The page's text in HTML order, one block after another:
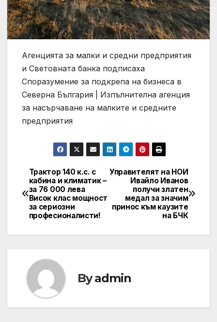
Агенцията за малки и средни предприятия
и Световната банка подписаха
Споразумение за подкрепа на бизнеса в
Северна България | Изпълнителна агенция
за насърчаване на малките и средните
предприятия
Post
navigation
Управителят на НОИ
Ивайло Иванов
получи златен
медал за значим
принос към каузите
на БЧК
Трактор 140 к.с. с
кабина и климатик –
за 76 000 лева
Висок клас мощност
за сериозни
професионалисти!
Byadmin